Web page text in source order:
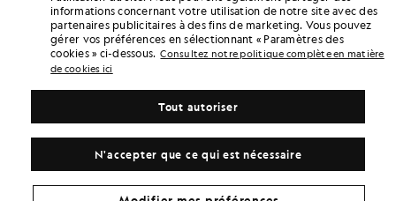
« Cette philosophie a toujours fait
informations concernant votre utilisation de notre site avec des
partenaires publicitaires à des fins de marketing. Vous pouvez
gérer vos préférences en sélectionnant « Paramètres des
cookies » ci-dessous. Consultez notre politique complète en matière
de cookies ici
N'accepter que ce qui est nécessaire
Tout autoriser